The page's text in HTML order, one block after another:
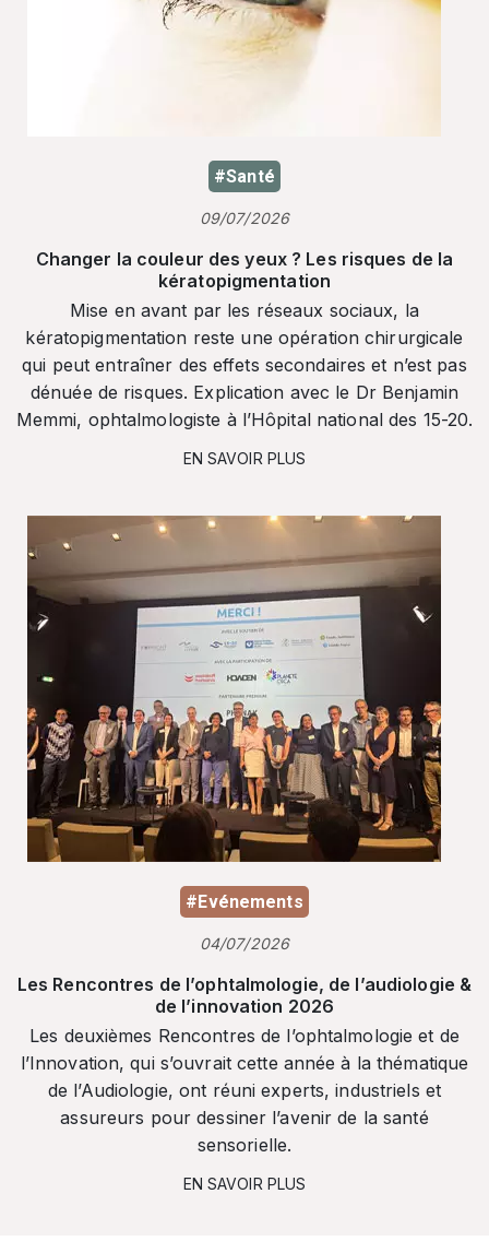
#Santé
09/07/2026
Changer la couleur des yeux ? Les risques de la
kératopigmentation
Mise en avant par les réseaux sociaux, la
kératopigmentation reste une opération chirurgicale
qui peut entraîner des effets secondaires et n’est pas
dénuée de risques. Explication avec le Dr Benjamin
Memmi, ophtalmologiste à l’Hôpital national des 15-20.
EN SAVOIR PLUS
#Evénements
04/07/2026
Les Rencontres de l’ophtalmologie, de l’audiologie &
de l’innovation 2026
Les deuxièmes Rencontres de l’ophtalmologie et de
l’Innovation, qui s’ouvrait cette année à la thématique
de l’Audiologie, ont réuni experts, industriels et
assureurs pour dessiner l’avenir de la santé
sensorielle.
EN SAVOIR PLUS